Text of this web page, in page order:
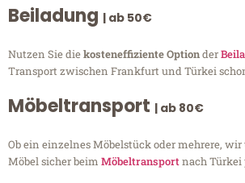
Beiladung | ab 50€
Nutzen Sie diekosteneffiziente Optionder
Transport zwischen Frankfurt und Türkei
Möbeltransport | ab 80€
Ob ein einzelnes Möbelstück oder mehrere,
Möbel sicher beim Möbeltransportnach Türkei